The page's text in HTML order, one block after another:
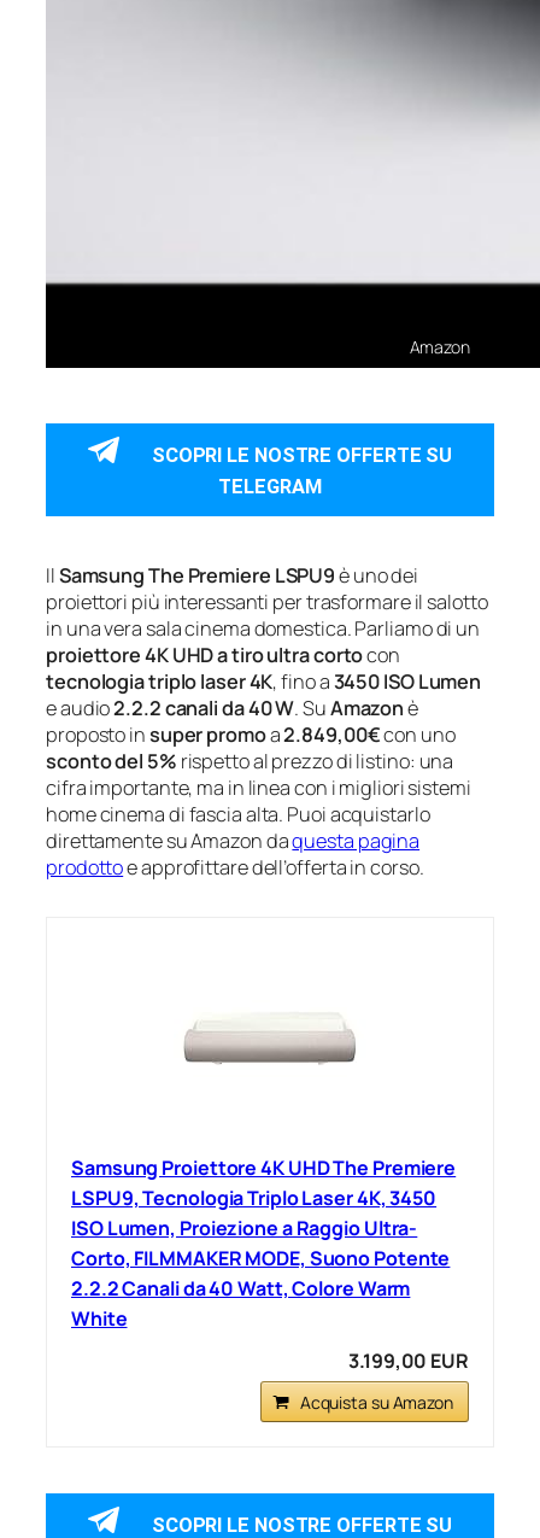
Amazon
SCOPRI LE NOSTRE OFFERTE SU
TELEGRAM
IlSamsung The Premiere LSPU9è uno dei
proiettori più interessanti per trasformare il salotto
in una vera sala cinema domestica. Parliamo di un
proiettore 4K UHD a tiro ultra cortocon
tecnologia triplo laser 4K, fino a3450 ISO Lumen
e audio2.2.2 canali da 40 W. SuAmazonè
proposto insuper promoa2.849,00€con uno
sconto del 5% rispetto al prezzo di listino: una
cifra importante, ma in linea con i migliori sistemi
home cinema di fascia alta. Puoi acquistarlo
direttamente su Amazon daquesta pagina
prodottoe approfittare dell’offerta in corso.
Samsung Proiettore 4K UHD The Premiere
LSPU9, Tecnologia Triplo Laser 4K, 3450
ISO Lumen, Proiezione a Raggio Ultra-
Corto, FILMMAKER MODE, Suono Potente
2.2.2 Canali da 40 Watt, Colore Warm
White
3.199,00 EUR
Acquista su Amazon
SCOPRI LE NOSTRE OFFERTE SU